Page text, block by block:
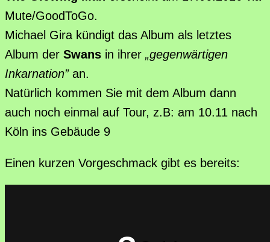
Mute/GoodToGo.
Michael Gira kündigt das Album als letztes
Album der Swans in ihrer „gegenwärtigen
Inkarnation”an.
Natürlich kommen Sie mit dem Album dann
auch noch einmal auf Tour, z.B: am 10.11 nach
Köln ins Gebäude 9
Einen kurzen Vorgeschmack gibt es bereits: